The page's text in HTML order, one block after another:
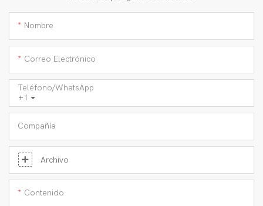
Nombre
Correo Electrónico
+1
Teléfono/WhatsApp
Compañía
Archivo
Contenido